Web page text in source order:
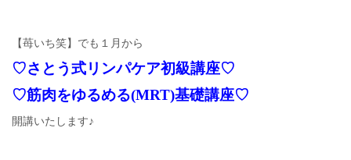
【苺いち笑】でも１月から
♡さとう式リンパケア初級講座♡
♡筋肉をゆるめる(MRT)基礎講座♡
開講いたします♪